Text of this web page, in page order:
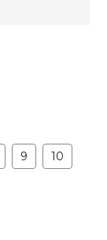
9 10